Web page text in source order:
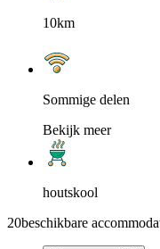
10km
Sommige delen
Bekijk meer
houtskool
20beschikbare